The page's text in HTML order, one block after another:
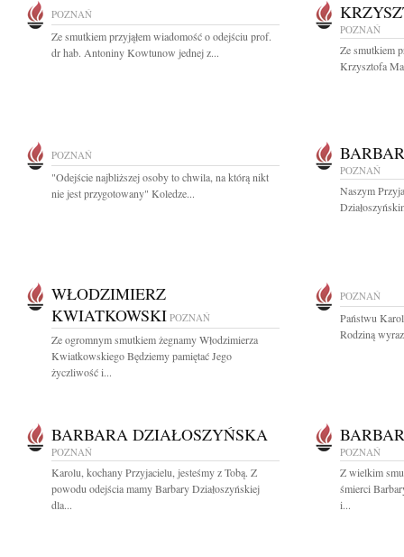
POZNAŃ
Ze smutkiem przyjąłem wiadomość o odejściu prof.
dr hab. Antoniny Kowtunow jednej z...
POZNAŃ
Ze smutkiem
Krzysztofa
POZNAŃ
"Odejście najbliższej osoby to chwila, na którą nikt
nie jest przygotowany" Koledze...
POZNAŃ
Naszym
WŁODZIMIERZ
KWIATKOWSKI POZNAŃ
Ze ogromnym smutkiem żegnamy Włodzimierza
Kwiatkowskiego Będziemy pamiętać Jego
życzliwość i...
POZNAŃ
Państwu
Rodziną
BARBARA DZIAŁOSZYŃSKA
POZNAŃ
Karolu, kochany Przyjacielu, jesteśmy z Tobą. Z
powodu odejścia mamy Barbary Działoszyńskiej
dla...
POZNAŃ
Z wielkim
śmierci
i...